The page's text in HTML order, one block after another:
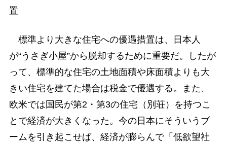
置
標準より大きな住宅への優遇措置は、日本人
が“うさぎ小屋”から脱却するために重要だ。したが
って、標準的な住宅の土地面積や床面積よりも大
きい住宅を建てた場合は税金で優遇する。また、
欧米では国民が第2・第3の住宅（別荘）を持つこ
とで経済が大きくなった。今の日本にそういうブ
ームを引き起こせば、経済が膨らんで「低欲望社